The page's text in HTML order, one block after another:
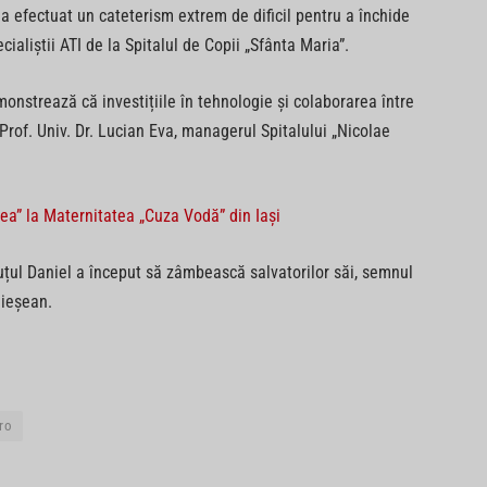
efectuat un cateterism extrem de dificil pentru a închide
ATI de la Spitalul de Copii „Sfânta Maria”.
că investițiile în tehnologie și colaborarea între
Univ. Dr. Lucian Eva, managerul Spitalului „Nicolae
la Maternitatea „Cuza Vodă” din Iași
Daniel a început să zâmbească salvatorilor săi, semnul